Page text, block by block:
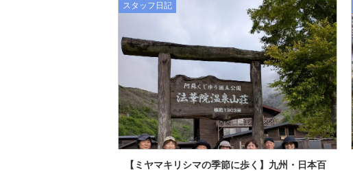
スタッフ日記
【ミヤマキリシマの季節に歩く】九州・日本百